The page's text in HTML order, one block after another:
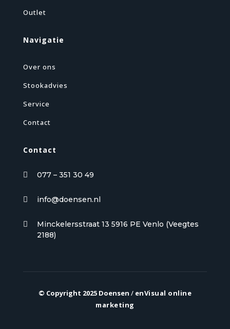
Outlet
Navigatie
Over ons
Stookadvies
Service
Contact
Contact
 077 – 351 30 49
 info@doensen.nl

Minckelersstraat 13 5916 PE Venlo (Veegtes
2188)
© Copyright 2025 Doensen / enVisual online
marketing